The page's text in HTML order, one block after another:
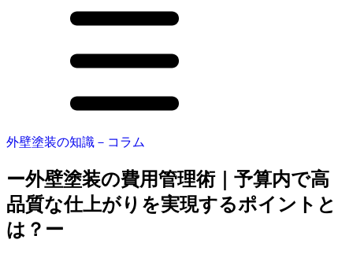
外壁塗装の知識－コラム
ー外壁塗装の費用管理術｜予算内で高
品質な仕上がりを実現するポイントと
は？ー